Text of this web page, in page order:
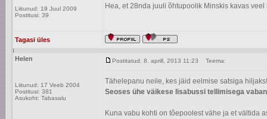
Liitunud: 19 Juul 2009
Postitusi: 39
Hea, et 28nda juuli õhtupoolik Minskis kavas
Tagasi üles
Helen
Liitunud: 17 Veeb 2004
Postitusi: 381
Asukoht: Tabasalu
Postitatud: 8. aprill, 2013 11:23 Teema:
Tähelepanu neile, kes jäid eelmise satsiga hiljaks!
Seoses ühe väikese lisabussi tellimisega
Kuna vabu kohti on tõepoolest vähe ja et vältida